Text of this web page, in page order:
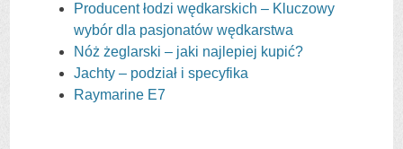
Producent łodzi wędkarskich – Kluczowy
wybór dla pasjonatów wędkarstwa
Nóż żeglarski – jaki najlepiej kupić?
Jachty – podział i specyfika
Raymarine E7